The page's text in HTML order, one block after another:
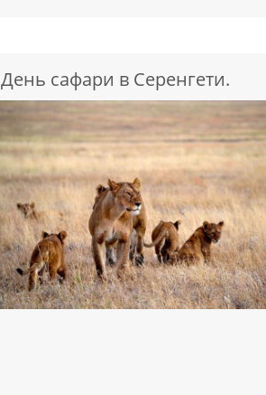
День сафари в Серенгети.